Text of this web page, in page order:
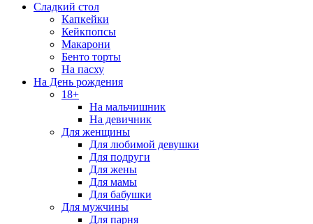
Сладкий стол
Капкейки
Кейкпопсы
Макарони
Бенто торты
На пасху
На День рождения
18+
На мальчишник
На девичник
Для женщины
Для любимой девушки
Для подруги
Для жены
Для мамы
Для бабушки
Для мужчины
Для парня